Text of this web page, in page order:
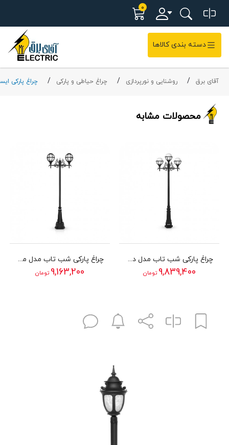
0
دسته بندی کالاها
آقای برق روشنایی و نورپردازی چراغ حیاطی و پارکی چراغ پارکی
محصولات مشابه
چراغ پارکی شب تاب مدل دیاموند با شاخه صلیبی رز سربالا و پایه کاج
9,839,400 تومان
چراغ پارکی شب تاب مدل مروارید با شاخه رز سربالا و پایه صنوبر
9,163,200 تومان